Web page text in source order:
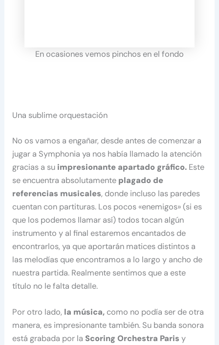
En ocasiones vemos pinchos en el fondo
Una sublime orquestación
No os vamos a engañar, desde antes de comenzar a
jugar a Symphonia ya nos había llamado la atención
gracias a su impresionante apartado gráfico. Este
se encuentra absolutamente plagado de
referencias musicales, donde incluso las paredes
cuentan con partituras. Los pocos «enemigos» (si es
que los podemos llamar así) todos tocan algún
instrumento y al final estaremos encantados de
encontrarlos, ya que aportarán matices distintos a
las melodías que encontramos a lo largo y ancho de
nuestra partida. Realmente sentimos que a este
título no le falta detalle.
Por otro lado, la música, como no podía ser de otra
manera, es impresionante también. Su banda sonora
está grabada por la Scoring Orchestra Paris y